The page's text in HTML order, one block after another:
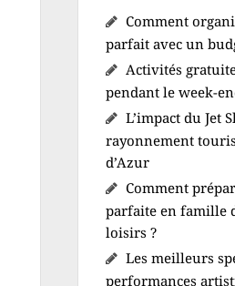
Comment
parfait avec un
Activités
pendant le week-
L’impact du Jet
rayonnement
d’Azur
Comment
parfaite en famille
loisirs ?
Les meilleurs
performances